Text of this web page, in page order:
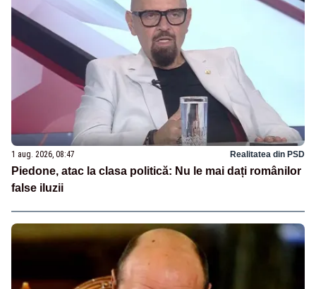
1 aug. 2026, 08:47 Realitatea din PSD
Piedone, atac la clasa politică: Nu le mai dați românilor
false iluzii